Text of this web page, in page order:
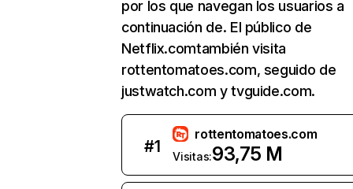
por los que navegan los usuarios a
continuación de. El público de
Netflix.comtambién visita
rottentomatoes.com, seguido de
justwatch.com y tvguide.com.
#1
rottentomatoes.com
Visitas:93,75 M